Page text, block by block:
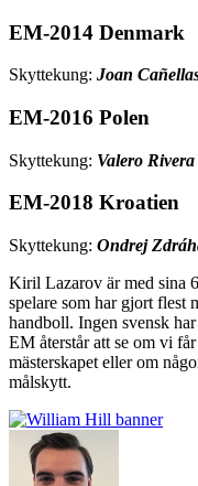
EM-2014 Denmark
Skyttekung: Joan
EM-2016 Polen
Skyttekung: Valero
EM-2018 Kroatien
Skyttekung: Ondrej
Kiril Lazarov är med sina
spelare som har gjort flest
handboll. Ingen svensk
EM återstår att se om vi
mästerskapet eller om
målskytt.